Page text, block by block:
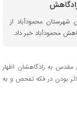
شهرستان محمودآباد از
به زادگاهشان اظهار
بعد از ۳۸ سال جاوید الاثر بودن در فکه تفحص و به